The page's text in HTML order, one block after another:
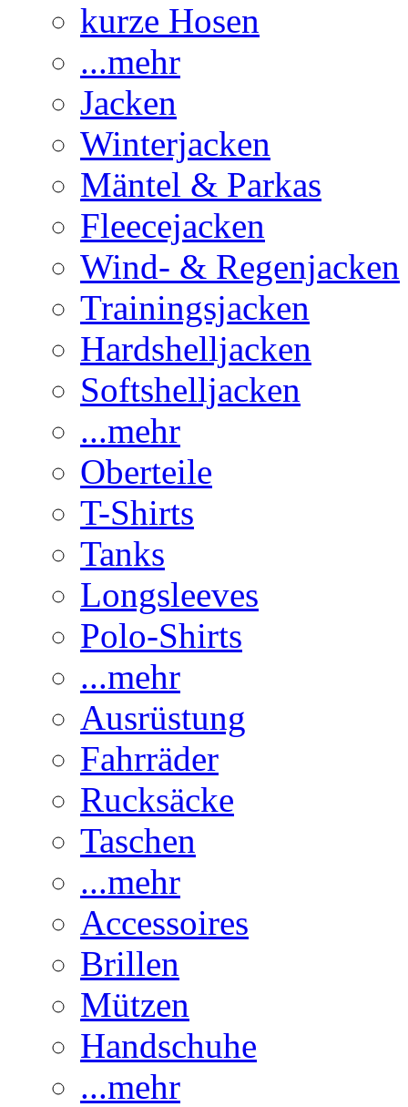
kurze Hosen
...mehr
Jacken
Winterjacken
Mäntel & Parkas
Fleecejacken
Wind- & Regenjacken
Trainingsjacken
Hardshelljacken
Softshelljacken
...mehr
Oberteile
T-Shirts
Tanks
Longsleeves
Polo-Shirts
...mehr
Ausrüstung
Fahrräder
Rucksäcke
Taschen
...mehr
Accessoires
Brillen
Mützen
Handschuhe
...mehr